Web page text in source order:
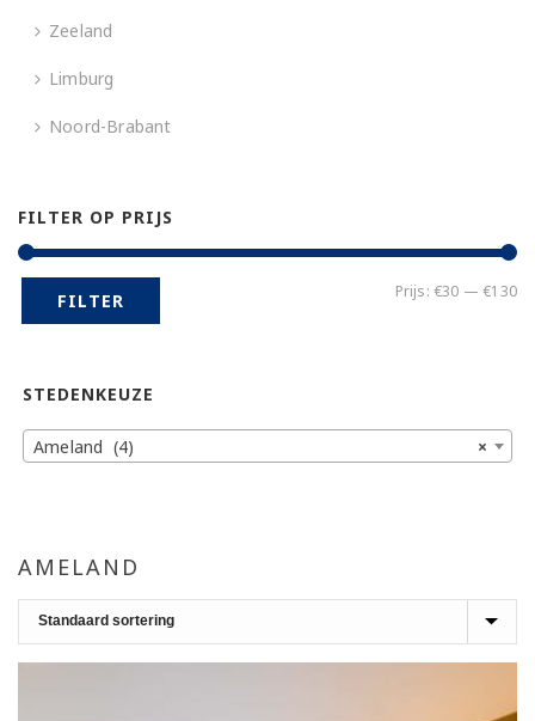
AMELAND
Zeeland
Limburg
Noord-Brabant
FILTER OP PRIJS
FILTER Prijs: €30 —€130
STEDENKEUZE
×
Ameland (4)